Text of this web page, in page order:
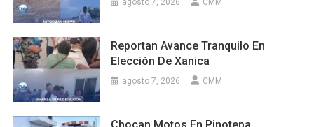
agosto 7, 2026 CMM
Reportan Avance Tranquilo En
Elección De Xanica
agosto 7, 2026 CMM